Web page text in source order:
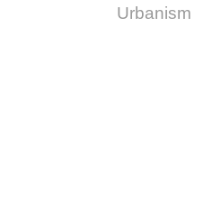
Urbanism